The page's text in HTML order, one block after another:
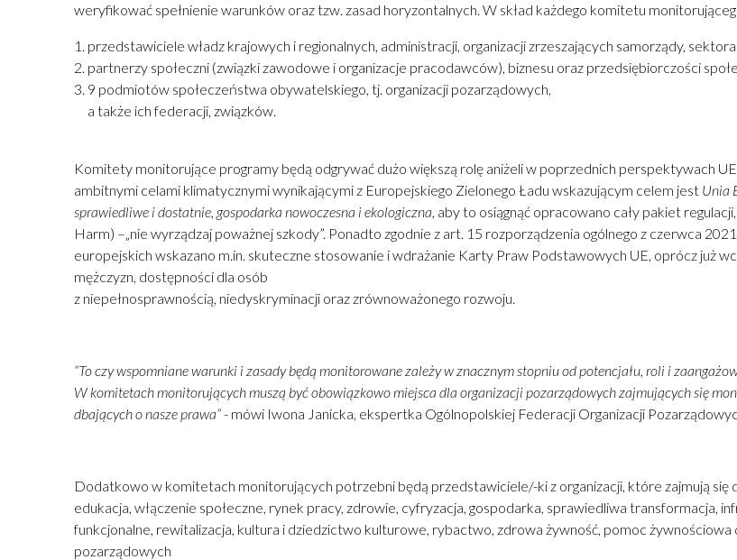
weryfikować spełnienie warunków oraz tzw. zasad horyzontalnych. W skład każdego komitetu
przedstawiciele władz krajowych i regionalnych, administracji, organizacji zrzeszających samorządy, sektora
partnerzy społeczni (związki zawodowe i organizacje pracodawców), biznesu oraz przedsiębiorczości
9 podmiotów społeczeństwa obywatelskiego, tj. organizacji pozarządowych,
a także ich federacji, związków.
Komitety monitorujące programy będą odgrywać dużo większą rolę aniżeli w poprzednich perspektywach
ambitnymi celami klimatycznymi wynikającymi z Europejskiego Zielonego Ładu wskazującym celem jest Unia
sprawiedliwe i dostatnie, gospodarka nowoczesna i ekologiczna, aby to osiągnąć opracowano cały pakiet
Harm) –„nie wyrządzaj poważnej szkody”. Ponadto zgodnie z art. 15 rozporządzenia ogólnego z czerwca
europejskich wskazano m.in. skuteczne stosowanie i wdrażanie Karty Praw Podstawowych UE, oprócz już
mężczyzn, dostępności dla osób
z niepełnosprawnością, niedyskryminacji oraz zrównoważonego rozwoju.
“To czy wspomniane warunki i zasady będą monitorowane zależy w znacznym stopniu od potencjału, roli i
W komitetach monitorujących muszą być obowiązkowo miejsca dla organizacji pozarządowych zajmujących się
dbających o nasze prawa”- mówi Iwona Janicka, ekspertka Ogólnopolskiej Federacji Organizacji
Dodatkowo w komitetach monitorujących potrzebni będą przedstawiciele/-ki z organizacji, które zajmują się
edukacja, włączenie społeczne, rynek pracy, zdrowie, cyfryzacja, gospodarka, sprawiedliwa transformacja,
funkcjonalne, rewitalizacja, kultura i dziedzictwo kulturowe, rybactwo, zdrowa żywność, pomoc żywnościowa
pozarządowych